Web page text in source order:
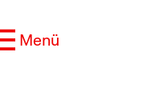
Menü